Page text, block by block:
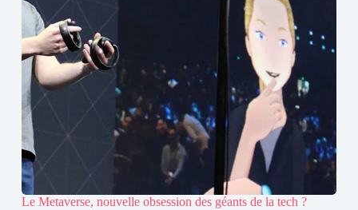
Le Metaverse, nouvelle obsession des géants de la tech ?